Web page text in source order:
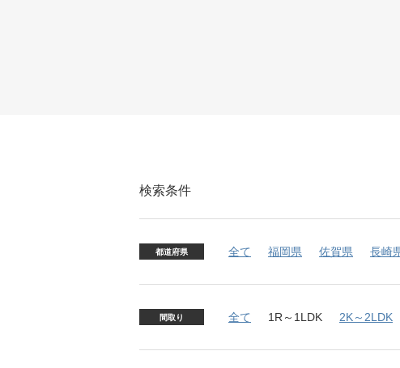
検索条件
都道府県 全て 福岡県 佐賀県 長崎
間取り 全て 1R～1LDK 2K～2LDK